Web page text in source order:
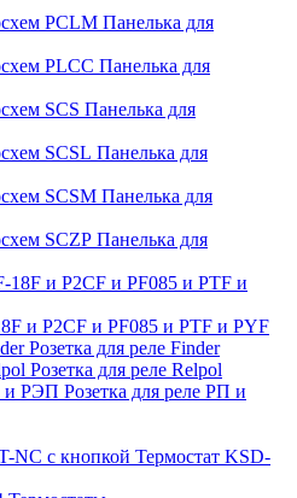
Панелька для
Панелька для
Панелька для
Панелька для
Панелька для
Панелька для
и P2CF и PF085 и PTF и PYF
Розетка для реле Finder
Розетка для реле Relpol
Розетка для реле РП и
Термостат KSD-